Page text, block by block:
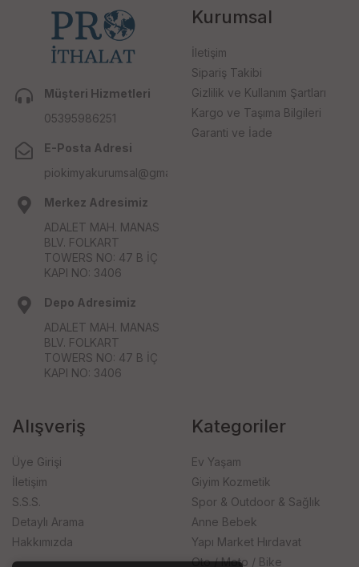
Müşteri Hizmetleri
05395986251
E-Posta Adresi
piokimyakurumsal@gmail.com
Merkez Adresimiz
ADALET MAH. MANAS
BLV. FOLKART
TOWERS NO: 47 B İÇ
KAPI NO: 3406
Depo Adresimiz
ADALET MAH. MANAS
BLV. FOLKART
TOWERS NO: 47 B İÇ
KAPI NO: 3406
Kurumsal
İletişim
Sipariş Takibi
Gizlilik ve Kullanım Şartları
Kargo ve Taşıma Bilgileri
Garanti ve İade
Alışveriş
Üye Girişi
İletişim
S.S.S.
Detaylı Arama
Hakkımızda
Kategoriler
Ev Yaşam
Giyim Kozmetik
Spor & Outdoor & Sağlık
Anne Bebek
Yapı Market Hırdavat
Oto / Moto / Bike